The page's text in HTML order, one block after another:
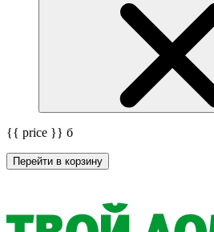
{{ price }} б
Перейти в корзину